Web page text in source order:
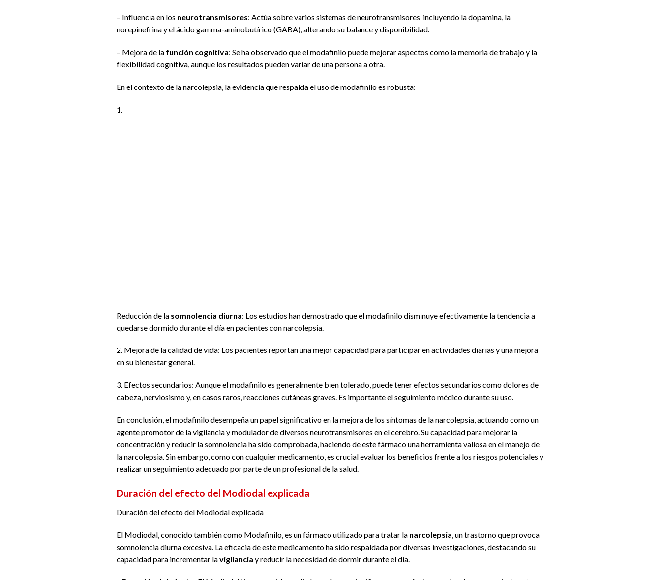
– Influencia en los neurotransmisores: Actúa sobre varios sistemas de neurotransmisores, incluyendo la dopamina, la
norepinefrina y el ácido gamma-aminobutírico (GABA), alterando su balance y disponibilidad.
– Mejora de la función cognitiva: Se ha observado que el modafinilo puede mejorar aspectos como la memoria de trabajo y la
flexibilidad cognitiva, aunque los resultados pueden variar de una persona a otra.
En el contexto de la narcolepsia, la evidencia que respalda el uso de modafinilo es robusta:
1.
Reducción de la somnolencia diurna: Los estudios han demostrado que el modafinilo disminuye efectivamente la tendencia a
quedarse dormido durante el día en pacientes con narcolepsia.
2. Mejora de la calidad de vida: Los pacientes reportan una mejor capacidad para participar en actividades diarias y una mejora
en su bienestar general.
3. Efectos secundarios: Aunque el modafinilo es generalmente bien tolerado, puede tener efectos secundarios como dolores de
cabeza, nerviosismo y, en casos raros, reacciones cutáneas graves. Es importante el seguimiento médico durante su uso.
En conclusión, el modafinilo desempeña un papel significativo en la mejora de los síntomas de la narcolepsia, actuando como un
agente promotor de la vigilancia y modulador de diversos neurotransmisores en el cerebro. Su capacidad para mejorar la
concentración y reducir la somnolencia ha sido comprobada, haciendo de este fármaco una herramienta valiosa en el manejo de
la narcolepsia. Sin embargo, como con cualquier medicamento, es crucial evaluar los beneficios frente a los riesgos potenciales y
realizar un seguimiento adecuado por parte de un profesional de la salud.
Duración del efecto del Modiodal explicada
Duración del efecto del Modiodal explicada
El Modiodal, conocido también como Modafinilo, es un fármaco utilizado para tratar la narcolepsia , un trastorno que provoca
somnolencia diurna excesiva. La eficacia de este medicamento ha sido respaldada por diversas investigaciones, destacando su
capacidad para incrementar lavigilancia y reducir la necesidad de dormir durante el día.